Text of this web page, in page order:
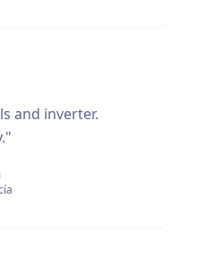
and inverter.
"